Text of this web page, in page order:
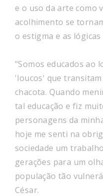
e o uso da arte como
acolhimento se
o estigma e as
"Somos educados ao
'loucos' que
chacota. Quando
tal educação e fiz
personagens da
hoje me senti na
sociedade um
gerações para um
população tão
César.